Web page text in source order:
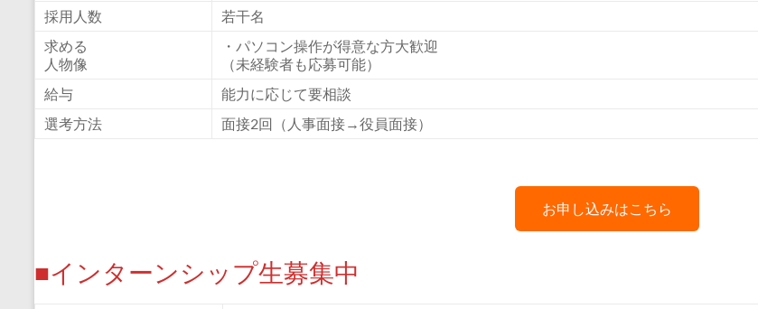
採用人数
若干名
求める
人物像
・パソコン操作が得意な方大歓迎
（未経験者も応募可能）
給与
能力に応じて要相談
選考方法
面接2回（人事面接→役員面接）
お申し込みはこちら
■インターンシップ生募集中